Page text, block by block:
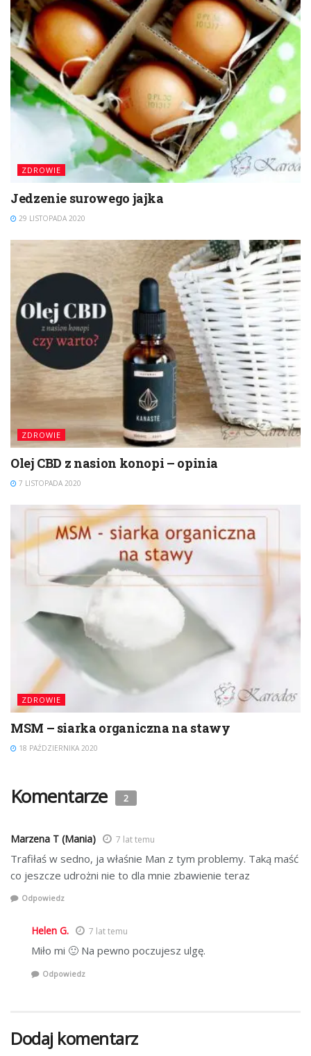
ZDROWIE
Jedzenie surowego jajka
29 LISTOPADA 2020
ZDROWIE
Olej CBD z nasion konopi – opinia
7 LISTOPADA 2020
ZDROWIE
MSM – siarka organiczna na stawy
18 PAŹDZIERNIKA 2020
Komentarze 2
Marzena T (Mania) 7 lat temu
Trafiłaś w sedno, ja właśnie Man z tym problemy. Taką maść
co jeszcze udrożni nie to dla mnie zbawienie teraz
Odpowiedz
Helen G. 7 lat temu
Miło mi 🙂 Na pewno poczujesz ulgę.
Odpowiedz
Dodaj komentarz